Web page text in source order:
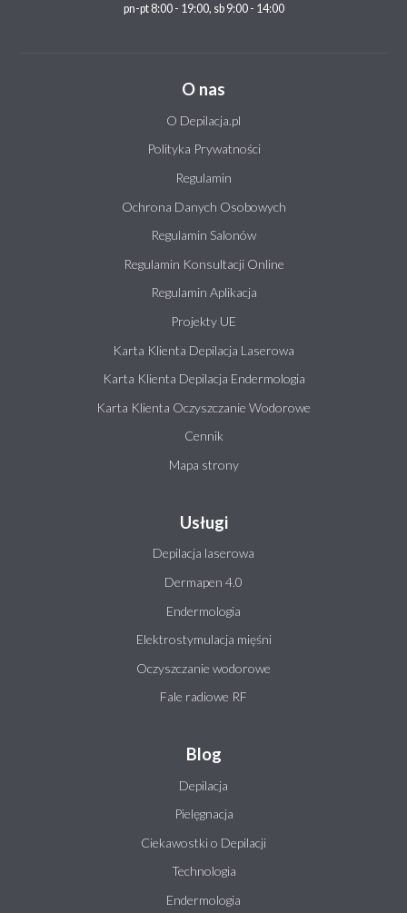
pn-pt 8:00 - 19:00, sb 9:00 - 14:00
O nas
O Depilacja.pl
Polityka Prywatności
Regulamin
Ochrona Danych Osobowych
Regulamin Salonów
Regulamin Konsultacji Online
Regulamin Aplikacja
Projekty UE
Karta Klienta Depilacja Laserowa
Karta Klienta Depilacja Endermologia
Karta Klienta Oczyszczanie Wodorowe
Cennik
Mapa strony
Usługi
Depilacja laserowa
Dermapen 4.0
Endermologia
Elektrostymulacja mięśni
Oczyszczanie wodorowe
Fale radiowe RF
Blog
Depilacja
Pielęgnacja
Ciekawostki o Depilacji
Technologia
Endermologia